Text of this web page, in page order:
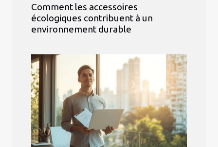
Comment les accessoires
écologiques contribuent à un
environnement durable